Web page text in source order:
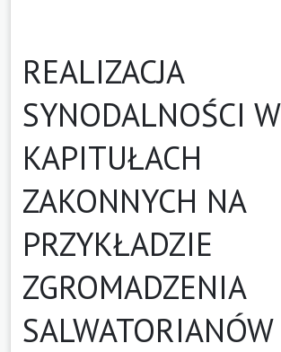
REALIZACJA
SYNODALNOŚCI W
KAPITUŁACH
ZAKONNYCH NA
PRZYKŁADZIE
ZGROMADZENIA
SALWATORIANÓW